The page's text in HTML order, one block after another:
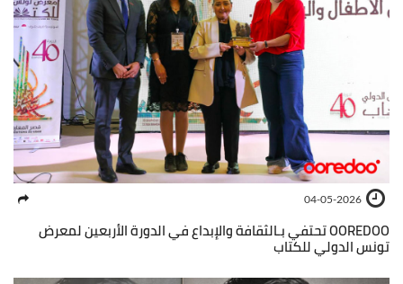
04-05-2026
OOREDOO تحتفي بـالثقافة والإبداع في الدورة الأربعين لمعرض
تونس الدولي للكتاب